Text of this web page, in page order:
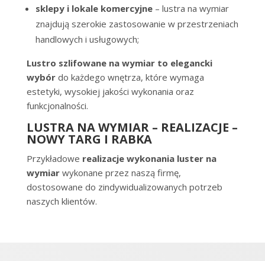
sklepy i lokale komercyjne– lustra na wymiar
znajdują szerokie zastosowanie w przestrzeniach
handlowych i usługowych;
Lustro szlifowane na wymiar to elegancki
wybórdo każdego wnętrza, które wymaga
estetyki, wysokiej jakości wykonania oraz
funkcjonalności.
LUSTRA NA WYMIAR – REALIZACJE –
NOWY TARG I RABKA
Przykładowe realizacje wykonania luster na
wymiarwykonane przez naszą firmę,
dostosowane do zindywidualizowanych potrzeb
naszych klientów.